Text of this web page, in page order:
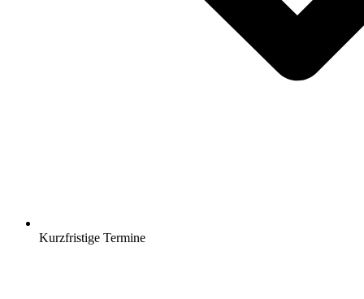
Kurzfristige Termine